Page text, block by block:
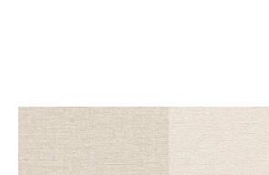
Kollektionsbücher